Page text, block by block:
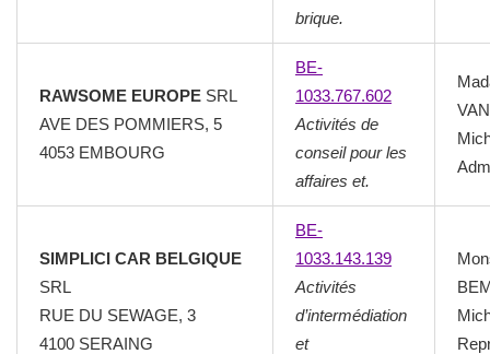
brique.
RAWSOME EUROPE SRL
AVE DES POMMIERS, 5
4053 EMBOURG
BE-
1033.767.602
Activités de
conseil pour les
affaires et.
SIMPLICI CAR BELGIQUE
SRL
RUE DU SEWAGE, 3
4100 SERAING
BE-
1033.143.139
Activités
d’intermédiation
et